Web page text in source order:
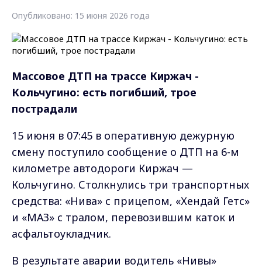
Опубликовано: 15 июня 2026 года
Массовое ДТП на трассе Киржач -
Кольчугино: есть погибший, трое
пострадали
15 июня в 07:45 в оперативную дежурную
смену поступило сообщение о ДТП на 6-м
километре автодороги Киржач —
Кольчугино. Столкнулись три транспортных
средства: «Нива» с прицепом, «Хендай Гетс»
и «МАЗ» с тралом, перевозившим каток и
асфальтоукладчик.
В результате аварии водитель «Нивы»